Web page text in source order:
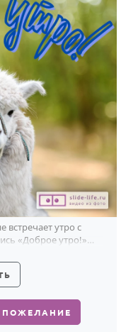
встречает утро с
«Доброе утро!»
ПОЖЕЛАНИЕ